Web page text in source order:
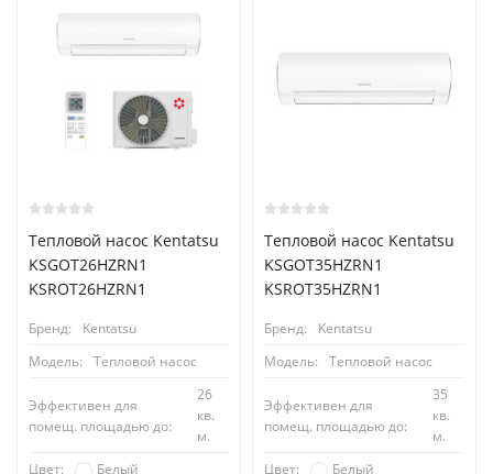
Тепловой насос Kentatsu
KSGOT26HZRN1
KSROT26HZRN1
Бренд:
Kentatsu
Модель:
Тепловой насос
Эффективен для
помещ. площадью до:
26
кв.
м.
Цвет:
Белый
Тепловой насос Kentatsu
KSGOT35HZRN1
KSROT35HZRN1
Бренд:
Kentatsu
Модель:
Тепловой насос
Эффективен для
помещ. площадью до:
35
кв.
м.
Цвет:
Белый